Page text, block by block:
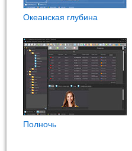
Океанская глубина
Полночь